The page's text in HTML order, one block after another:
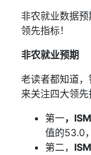
非农就业数据
领先指标！
非农就业预期
老读者都知道，
来关注四大领先
第一， ISM
值的53.0
第二， ISM